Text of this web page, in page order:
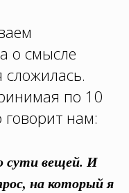
о смысле
сложилась.
по 10
говорит нам:
сути вещей. И
на который я